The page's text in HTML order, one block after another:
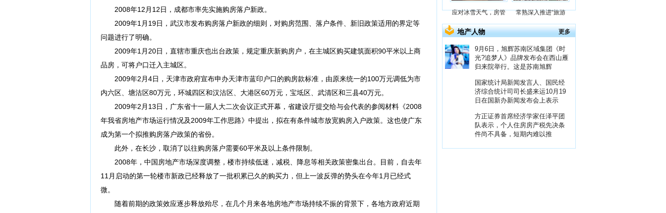
2008年12月12日，成都市率先实施购房落户新政。
2009年1月19日，武汉市发布购房落户新政的细则，对购房范围、落户条件、新旧政策适用的界定等
问题进行了明确。
2009年1月20日，直辖市重庆也出台政策，规定重庆新购房户，在主城区购买建筑面积90平米以上商
品房，可将户口迁入主城区。
2009年2月4日，天津市政府宣布申办天津市蓝印户口的购房款标准，由原来统一的100万元调低为市
内六区、塘沽区80万元，环城四区和汉沽区、大港区60万元，宝坻区、武清区和三县40万元。
2009年2月13日，广东省十一届人大二次会议正式开幕，省建设厅提交给与会代表的参阅材料《2008
年我省房地产市场运行情况及2009年工作思路》中提出，拟在有条件城市放宽购房入户政策。这也使广东
成为第一个拟推购房落户政策的省份。
此外，在长沙，取消了以往购房落户需要60平米及以上条件限制。
2008年，中国房地产市场深度调整，楼市持续低迷，减税、降息等相关政策密集出台。目前，自去年
11月启动的第一轮楼市新政已经释放了一批积累已久的购买力，但上一波反弹的势头在今年1月已经式
微。
随着前期的政策效应逐步释放殆尽，在几个月来各地房地产市场持续不振的背景下，各地方政府近期
应对冰雪天气，房管 常熟深入推进“旅游
地产人物 更多
9月6日，旭辉苏南区域集团《时
光?追梦人》品牌发布会在西山雁
归来院举行。这是苏南旭辉
国家统计局新闻发言人、国民经
济综合统计司司长盛来运10月19
日在国新办新闻发布会上表示
方正证券首席经济学家任泽平团
队表示，个人住房房产税先决条
件尚不具备，短期内难以推